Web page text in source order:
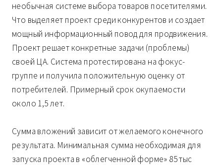
необычная системе выбора товаров посетителями.
Что выделяет проект среди конкурентов и создает
мощный информационный повод для продвижения.
Проект решает конкретные задачи (проблемы)
своей ЦА. Система протестирована на фокус-
группе и получила положительную оценку от
потребителей. Примерный срок окупаемости
около 1,5 лет.
Сумма вложений зависит от желаемого конечного
результата. Минимальная сумма необходимая для
запуска проекта в «облегченной форме» 85 тыс